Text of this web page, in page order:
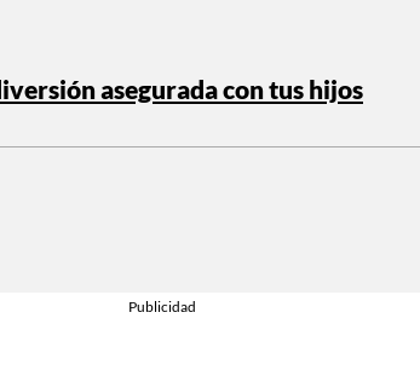
asegurada con tus hijos